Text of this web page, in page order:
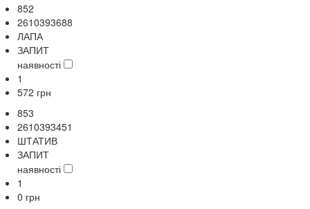
852
2610393688
ЛАПА
ЗАПИТ
наявності
1
572 грн
853
2610393451
ШТАТИВ
ЗАПИТ
наявності
1
0 грн